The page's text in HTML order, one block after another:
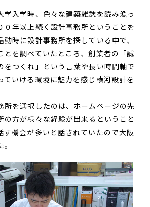
学入学時、色々な建築雑誌を読み漁っ
０年以上続く設計事務所ということを
時に設計事務所を探している中で、
とを調べていたところ、創業者の「誠
をつくれ」という言葉や長い時間軸で
ていける環境に魅力を感じ横河設計を
所を選択したのは、ホームページの先
の方が様々な経験が出来るということ
す機会が多いと話されていたので大阪